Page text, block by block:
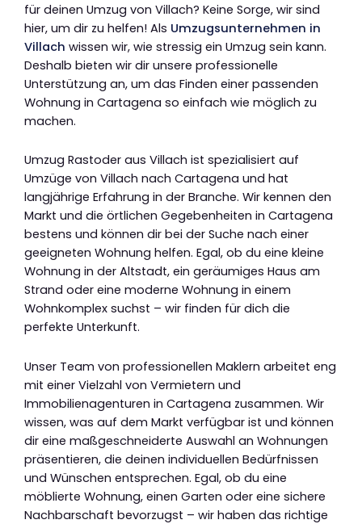
für deinen Umzug von Villach? Keine Sorge, wir sind
hier, um dir zu helfen! Als Umzugsunternehmen in
Villach wissen wir, wie stressig ein Umzug sein kann.
Deshalb bieten wir dir unsere professionelle
Unterstützung an, um das Finden einer passenden
Wohnung in Cartagena so einfach wie möglich zu
machen.
Umzug Rastoder aus Villach ist spezialisiert auf
Umzüge von Villach nach Cartagena und hat
langjährige Erfahrung in der Branche. Wir kennen den
Markt und die örtlichen Gegebenheiten in Cartagena
bestens und können dir bei der Suche nach einer
geeigneten Wohnung helfen. Egal, ob du eine kleine
Wohnung in der Altstadt, ein geräumiges Haus am
Strand oder eine moderne Wohnung in einem
Wohnkomplex suchst – wir finden für dich die
perfekte Unterkunft.
Unser Team von professionellen Maklern arbeitet eng
mit einer Vielzahl von Vermietern und
Immobilienagenturen in Cartagena zusammen. Wir
wissen, was auf dem Markt verfügbar ist und können
dir eine maßgeschneiderte Auswahl an Wohnungen
präsentieren, die deinen individuellen Bedürfnissen
und Wünschen entsprechen. Egal, ob du eine
möblierte Wohnung, einen Garten oder eine sichere
Nachbarschaft bevorzugst – wir haben das richtige